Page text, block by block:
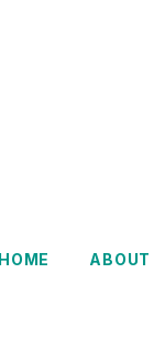
HOME ABOUT